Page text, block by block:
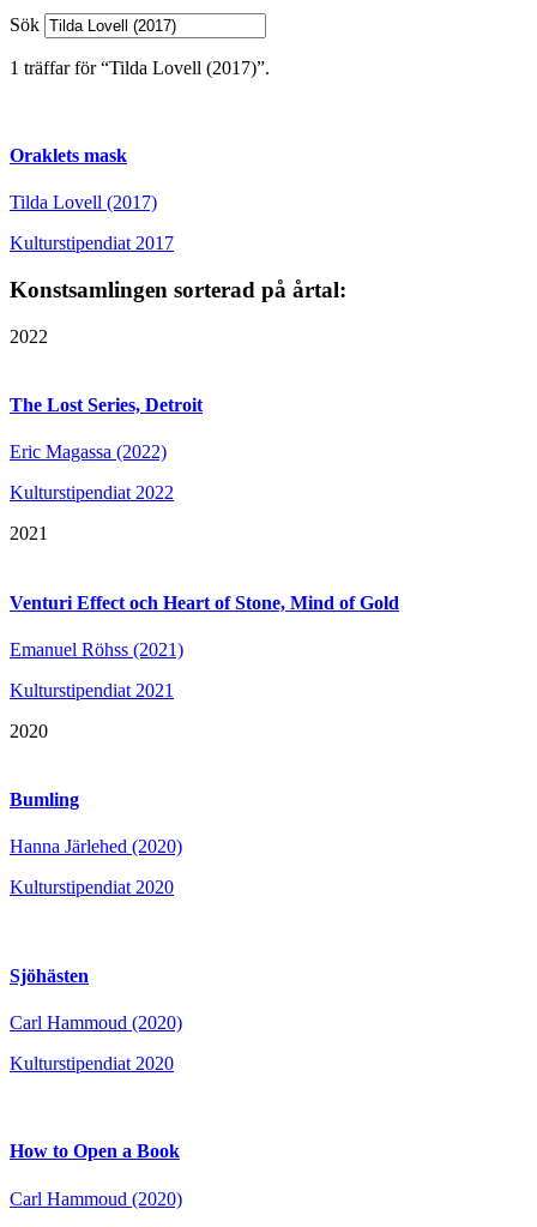
Sök
1 träffar för “Tilda Lovell (2017)”.
Oraklets mask
Tilda Lovell (2017)
Kulturstipendiat 2017
Konstsamlingen sorterad på årtal:
2022
The Lost Series, Detroit
Eric Magassa (2022)
Kulturstipendiat 2022
2021
Venturi Effect och Heart of Stone, Mind of Gold
Emanuel Röhss (2021)
Kulturstipendiat 2021
2020
Bumling
Hanna Järlehed (2020)
Kulturstipendiat 2020
Sjöhästen
Carl Hammoud (2020)
Kulturstipendiat 2020
How to Open a Book
Carl Hammoud (2020)